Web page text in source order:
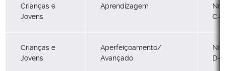
Crianças e
Jovens
Aprendizagem
C-3
Crianças e
Jovens
Aperfeiçoamento/
Avançado
D-4